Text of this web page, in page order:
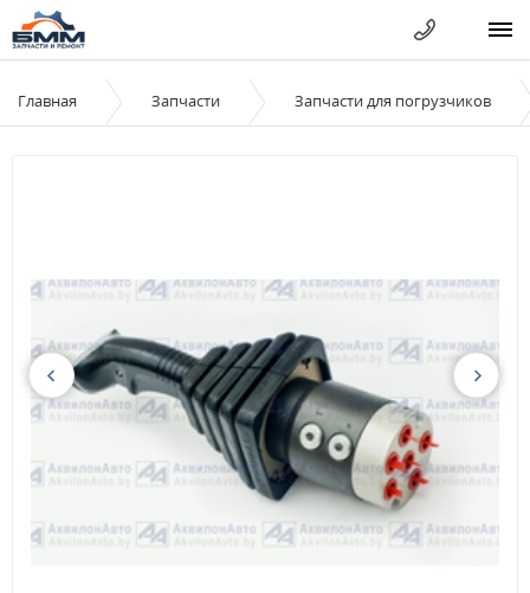
Главная Запчасти Запчасти для погрузчиков